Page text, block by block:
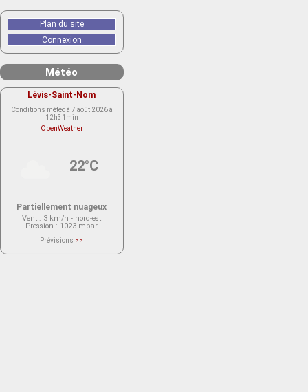
Plan du site
Connexion
Météo
Lévis-Saint-Nom
Conditions météo à 7 août 2026 à
12h31min
OpenWeather
22°C
Partiellement nuageux
Vent : 3 km/h - nord-est
Pression : 1023 mbar
Prévisions >>
actuellement aucune prévision